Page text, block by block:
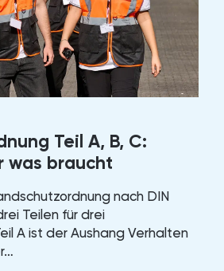
Teil A, B, C:
was braucht
nach DIN
Teilen für drei
A ist der Aushang Verhalten